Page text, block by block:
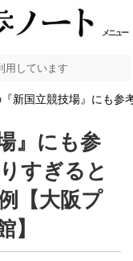
メニュー
用しています
新国立競技場』にも参
』にも参
すぎると
【大阪プ
】